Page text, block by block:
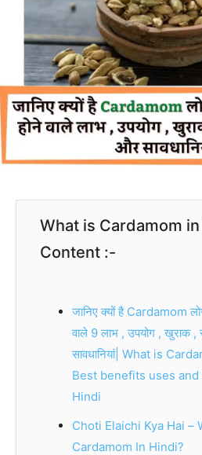
What is Cardamom
Content :-
जानिए क्यों है Cardamom
वाले 9 लाभ , उपयोग , खुराक
सावधानियां| What is
Best benefits uses
Hindi
Choti Elaichi Kya Hai –
Cardamom In Hindi?